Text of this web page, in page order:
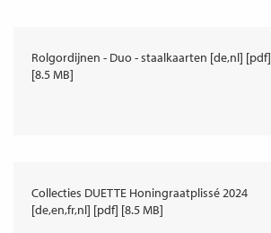
Rolgordijnen - Duo - staalkaarten [de,nl] [pdf]
[8.5 MB]
Collecties DUETTE Honingraatplissé 2024
[de,en,fr,nl] [pdf] [8.5 MB]